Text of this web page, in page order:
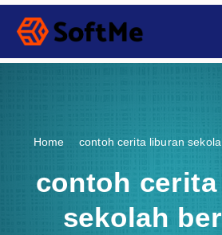
S
p
Home contoh cerita liburan
contoh
sekolah